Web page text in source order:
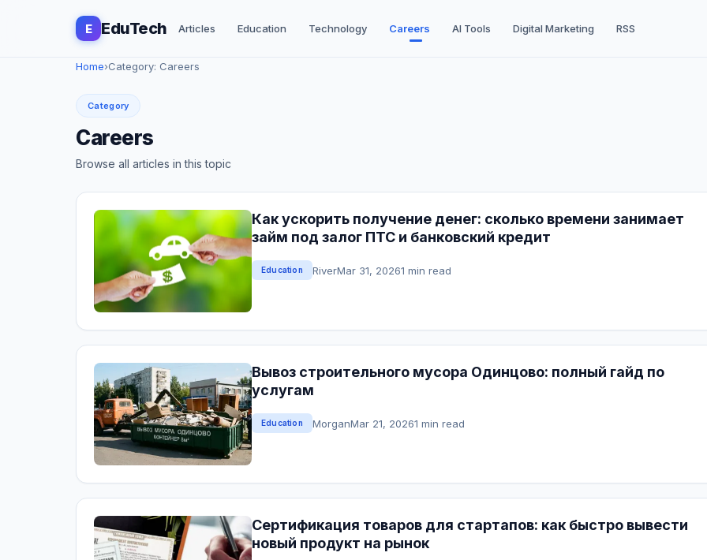
E EduTech Articles Education Technology Careers AI Tools Digital Marketing RSS
Home›Category: Careers
Category
Careers
Browse all articles in this topic
Как ускорить получение денег: сколько времени занимает
займ под залог ПТС и банковский кредит
Education RiverMar 31, 20261 min read
Вывоз строительного мусора Одинцово: полный гайд по
услугам
Education MorganMar 21, 20261 min read
Сертификация товаров для стартапов: как быстро вывести
новый продукт на рынок